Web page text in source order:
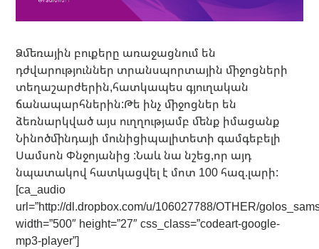
Ձմեռային բուքերը առաջացնում են
դժվարություններ տրանսպորտային միջոցների
տեղաշարժերին,հատկապես գյուղական
ճանապարհներին:Թե ինչ միջոցներ են
ձեռնարկված այս ուղղությամբ մենք իմացանք
Նինոծմինդայի մունիցիպալիտետի գամգեբելի
Սամսոն Փնջոյանից :Նաև նա նշեց,որ այդ
նպատակով հատկացվել է մոտ 100 հազ.լարի:
[ca_audio
url=”http://dl.dropbox.com/u/106027788/OTHER/
width=”500″ height=”27″ css_class=”codeart-google-
mp3-player”]